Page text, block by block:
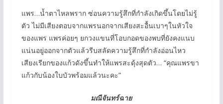
แพร…น้ำตาไหลพราก ซ่อนความรู้สึกที่กำลังเกิดขึ้นโดยไม่รู้
ตัว ไม่มีเสียงตอบจากแพรนอกจากเสียงสะอื้นเบาๆในหัวใจ
ของแพร แพรค่อยๆ ยกวงแขนที่โอบกอดของพบที่ยังคงแนบ
แน่นอยู่ออกจากตัวแล้วรีบสลัดความรู้สึกที่กำลังอ่อนไหว
เสียงเรียกของแก้วดังขึ้นทำให้แพรสะดุ้งสุดตัว… “คุณแพรขา
แก้วกับน้องใบบัวพร้อมแล้วนะคะ”
มณีจันทร์ฉาย